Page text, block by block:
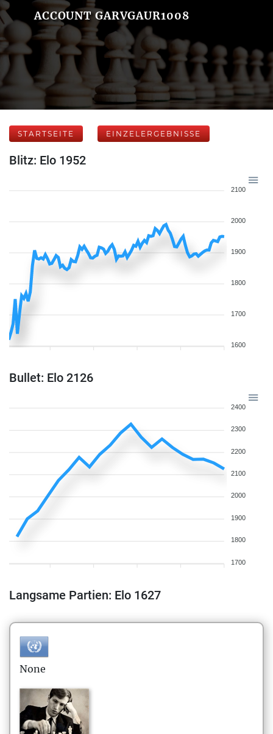
ACCOUNT GARVGAUR1008
STARTSEITE EINZELERGEBNISSE
Blitz: Elo 1952
2100
2000
1900
1800
1700
1600
Bullet: Elo 2126
2400
2300
2200
2100
2000
1900
1800
1700
Langsame Partien: Elo 1627
None